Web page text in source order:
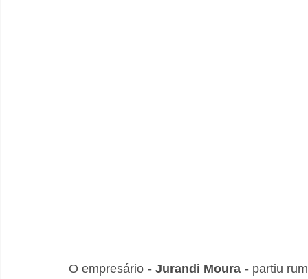
O empresário - Jurandi Moura - partiu